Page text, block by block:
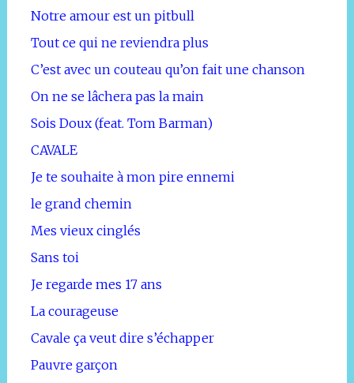
Notre amour est un pitbull
Tout ce qui ne reviendra plus
C’est avec un couteau qu’on fait une chanson
On ne se lâchera pas la main
Sois Doux (feat. Tom Barman)
CAVALE
Je te souhaite à mon pire ennemi
le grand chemin
Mes vieux cinglés
Sans toi
Je regarde mes 17 ans
La courageuse
Cavale ça veut dire s’échapper
Pauvre garçon